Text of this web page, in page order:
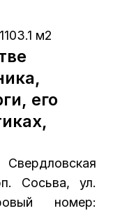
м2
его
Сосьва, ул.
номер: